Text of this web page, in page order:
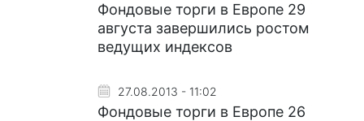
Фондовые торги в Европе 29
августа завершились ростом
ведущих индексов
27.08.2013 - 11:02
Фондовые торги в Eвропе 26